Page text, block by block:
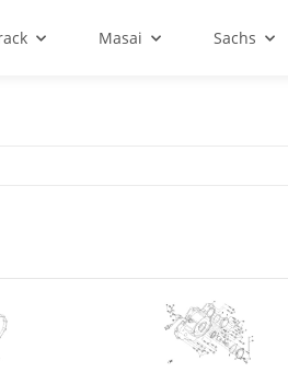
Masai Sachs